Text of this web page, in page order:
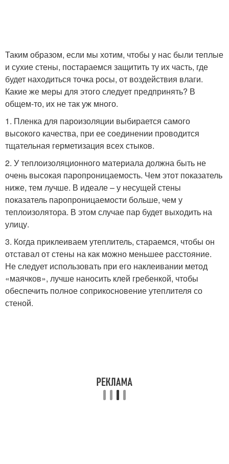
Таким образом, если мы хотим, чтобы у нас были теплые
и сухие стены, постараемся защитить ту их часть, где
будет находиться точка росы, от воздействия влаги.
Какие же меры для этого следует предпринять? В
общем-то, их не так уж много.
1. Пленка для пароизоляции выбирается самого
высокого качества, при ее соединении проводится
тщательная герметизация всех стыков.
2. У теплоизоляционного материала должна быть не
очень высокая паропроницаемость. Чем этот показатель
ниже, тем лучше. В идеале – у несущей стены
показатель паропроницаемости больше, чем у
теплоизолятора. В этом случае пар будет выходить на
улицу.
3. Когда приклеиваем утеплитель, стараемся, чтобы он
отставал от стены на как можно меньшее расстояние.
Не следует использовать при его наклеивании метод
«маячков», лучше наносить клей гребенкой, чтобы
обеспечить полное соприкосновение утеплителя со
стеной.